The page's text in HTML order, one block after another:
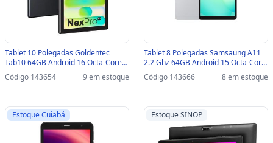
Tablet 10 Polegadas Goldentec
Tab10 64GB Android 16 Octa-Core
4G e Wi-Fi Preto - 72839 - 72839
Código 143654 9 em estoque
Tablet 8 Polegadas Samsaung A11
2.2 Ghz 64GB Android 15 Octa-Core
Wi-Fi 2.4Ghz / 5 Ghz Prata -
X133/A11 - A11/X133
Código 143666 8 em estoque
Estoque Cuiabá Estoque SINOP